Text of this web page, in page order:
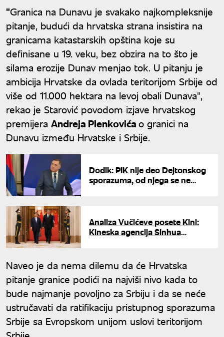
"Granica na Dunavu je svakako najkompleksnije
pitanje, budući da hrvatska strana insistira na
granicama katastarskih opština koje su
definisane u 19. veku, bez obzira na to što je
silama erozije Dunav menjao tok. U pitanju je
ambicija Hrvatske da ovlada teritorijom Srbije od
više od 11.000 hektara na levoj obali Dunava",
rekao je Starović povodom izjave hrvatskog
premijera Andreja Plenkovićao granici na
Dunavu između Hrvatske i Srbije.
Dodik: PIK nije deo Dejtonskog
sporazuma, od njega se ne
Analiza Vučićeve posete Kini:
Kineska agencija Sinhua
Naveo je da nema dilemu da će Hrvatska
pitanje granice podići na najviši nivo kada to
bude najmanje povoljno za Srbiju i da se neće
ustručavati da ratifikaciju pristupnog sporazuma
Srbije sa Evropskom unijom uslovi teritorijom